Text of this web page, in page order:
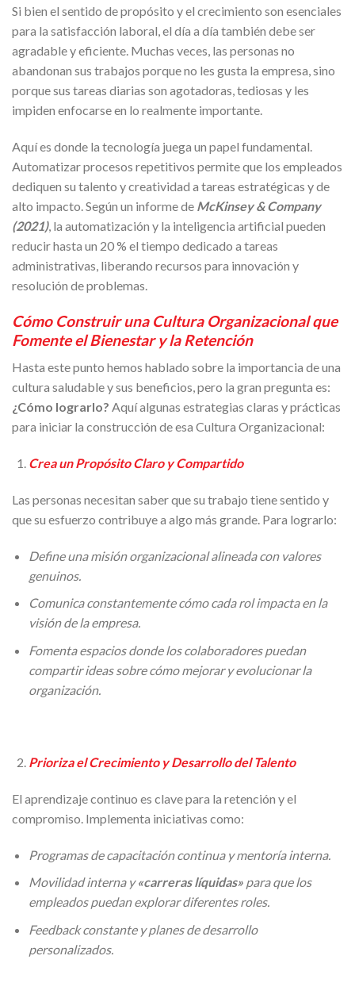
Si bien el sentido de propósito y el crecimiento son esenciales
para la satisfacción laboral, el día a día también debe ser
agradable y eficiente. Muchas veces, las personas no
abandonan sus trabajos porque no les gusta la empresa, sino
porque sus tareas diarias son agotadoras, tediosas y les
impiden enfocarse en lo realmente importante.
Aquí es donde la tecnología juega un papel fundamental.
Automatizar procesos repetitivos permite que los empleados
dediquen su talento y creatividad a tareas estratégicas y de
alto impacto. Según un informe de McKinsey & Company
(2021), la automatización y la inteligencia artificial pueden
reducir hasta un 20 % el tiempo dedicado a tareas
administrativas, liberando recursos para innovación y
resolución de problemas.
Cómo Construir una Cultura Organizacional que
Fomente el Bienestar y la Retención
Hasta este punto hemos hablado sobre la importancia de una
cultura saludable y sus beneficios, pero la gran pregunta es:
¿Cómo lograrlo? Aquí algunas estrategias claras y prácticas
para iniciar la construcción de esa Cultura Organizacional:
Crea un Propósito Claro y Compartido
Las personas necesitan saber que su trabajo tiene sentido y
que su esfuerzo contribuye a algo más grande. Para lograrlo:
Define una misión organizacional alineada con valores
genuinos.
Comunica constantemente cómo cada rol impacta en la
visión de la empresa.
Fomenta espacios donde los colaboradores puedan
compartir ideas sobre cómo mejorar y evolucionar la
organización.
Prioriza el Crecimiento y Desarrollo del Talento
El aprendizaje continuo es clave para la retención y el
compromiso. Implementa iniciativas como:
Programas de capacitación continua y mentoría interna.
Movilidad interna y«carreras líquidas»para que los
empleados puedan explorar diferentes roles.
Feedback constante y planes de desarrollo
personalizados.